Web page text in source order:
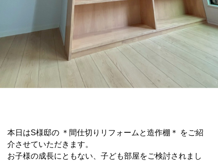
本日はS様邸の ＊間仕切りリフォームと造作棚＊ をご紹
介させていただきます。
お子様の成長にともない、子ども部屋をご検討されまし